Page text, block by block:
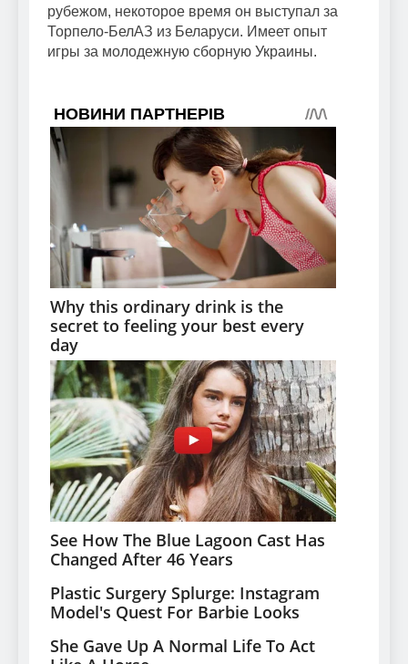
рубежом, некоторое время он выступал за
Торпело-БелАЗ из Беларуси. Имеет опыт
игры за молодежную сборную Украины.